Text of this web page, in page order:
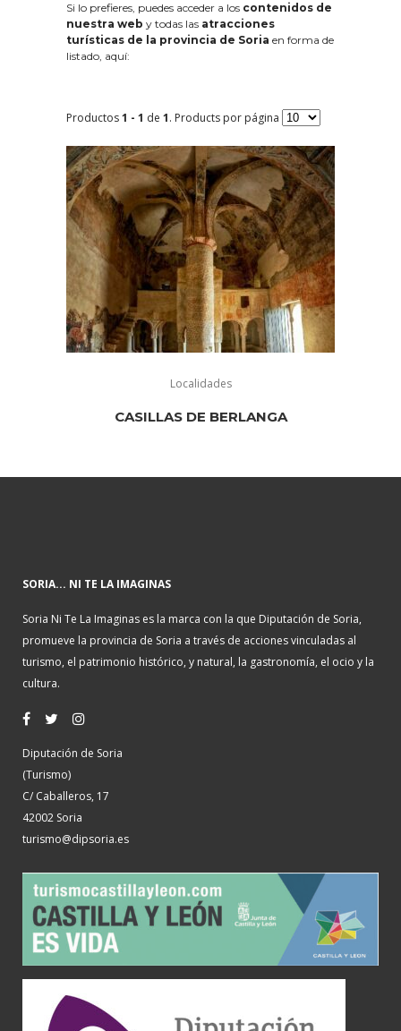
Si lo prefieres, puedes acceder a los contenidos de
nuestra web y todas las atracciones
turísticas de la provincia de Soria en forma de
listado, aquí:
Productos1 - 1 de 1. Products por página
Localidades
CASILLAS DE BERLANGA
SORIA... NI TE LA IMAGINAS
Soria Ni Te La Imaginas es la marca con la que Diputación de Soria,
promueve la provincia de Soria a través de acciones vinculadas al
turismo, el patrimonio histórico, y natural, la gastronomía, el ocio y la
cultura.
Diputación de Soria
(Turismo)
C/ Caballeros, 17
42002 Soria
turismo@dipsoria.es